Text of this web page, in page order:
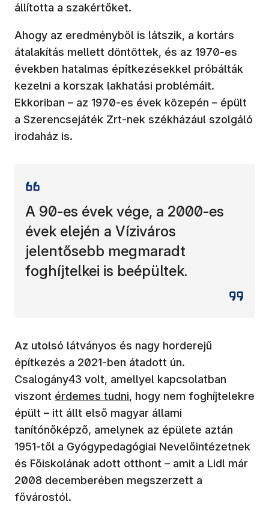
állította a szakértőket.
Ahogy az eredményből is látszik, a kortárs
átalakítás mellett döntöttek, és az 1970-es
években hatalmas építkezésekkel próbálták
kezelni a korszak lakhatási problémáit.
Ekkoriban – az 1970-es évek közepén – épült
a Szerencsejáték Zrt-nek székházául szolgáló
irodaház is.
A 90-es évek vége, a 2000-es
évek elején a Víziváros
jelentősebb megmaradt
foghíjtelkei is beépültek.
Az utolsó látványos és nagy horderejű
építkezés a 2021-ben átadott ún.
Csalogány43 volt, amellyel kapcsolatban
viszont (új ablakban nyílik meg)
érdemes tudni, hogy nem foghíjtelekre
épült – itt állt első magyar állami
tanítónőképző, amelynek az épülete aztán
1951-től a Gyógypedagógiai Nevelőintézetnek
és Főiskolának adott otthont – amit a Lidl már
2008 decemberében megszerzett a
fővárostól.